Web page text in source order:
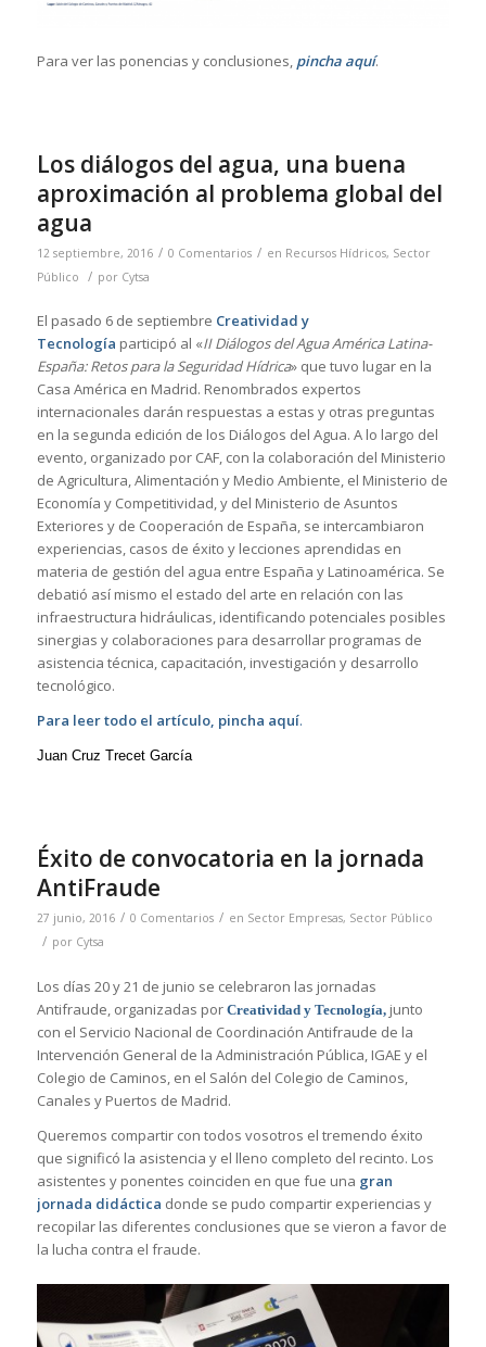
Para ver las ponencias y conclusiones, pincha aquí.
Los diálogos del agua, una buena
aproximación al problema global del
agua
12 septiembre, 2016 / 0 Comentarios / en Recursos Hídricos, Sector
Público
/ por Cytsa
El pasado 6 de septiembre Creatividad y
Tecnología participó al «II Diálogos del Agua América Latina-
España: Retos para la Seguridad Hídrica» que tuvo lugar en la
Casa América en Madrid. Renombrados expertos
internacionales darán respuestas a estas y otras preguntas
en la segunda edición de los Diálogos del Agua. A lo largo del
evento, organizado por CAF, con la colaboración del Ministerio
de Agricultura, Alimentación y Medio Ambiente, el Ministerio de
Economía y Competitividad, y del Ministerio de Asuntos
Exteriores y de Cooperación de España, se intercambiaron
experiencias, casos de éxito y lecciones aprendidas en
materia de gestión del agua entre España y Latinoamérica. Se
debatió así mismo el estado del arte en relación con las
infraestructura hidráulicas, identificando potenciales posibles
sinergias y colaboraciones para desarrollar programas de
asistencia técnica, capacitación, investigación y desarrollo
tecnológico.
Para leer todo el artículo, pincha aquí.
Juan Cruz Trecet García
Éxito de convocatoria en la jornada
AntiFraude
27 junio, 2016 / 0 Comentarios / en Sector Empresas, Sector Público
/ por Cytsa
Los días 20 y 21 de junio se celebraron las jornadas
Antifraude, organizadas por Creatividad y Tecnología,junto
con el Servicio Nacional de Coordinación Antifraude de la
Intervención General de la Administración Pública, IGAE y el
Colegio de Caminos, en el Salón del Colegio de Caminos,
Canales y Puertos de Madrid.
Queremos compartir con todos vosotros el tremendo éxito
que significó la asistencia y el lleno completo del recinto. Los
asistentes y ponentes coinciden en que fue una gran
jornada didáctica donde se pudo compartir experiencias y
recopilar las diferentes conclusiones que se vieron a favor de
la lucha contra el fraude.